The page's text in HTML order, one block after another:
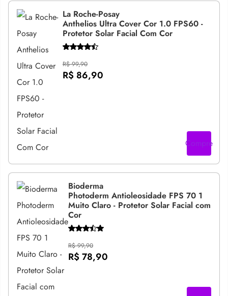
La Roche-Posay
Anthelios Ultra Cover Cor 1.0 FPS60 -
Protetor Solar Facial Com Cor
R$ 99,90
R$ 86,90
Compre
Bioderma
Photoderm Antioleosidade FPS 70 1
Muito Claro - Protetor Solar Facial com
Cor
R$ 99,90
R$ 78,90